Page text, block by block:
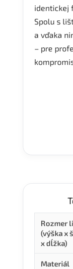
identickej
Spolu s
a vďaka
– pre
Rozmer
(výška x
x dĺžka)
Materiál